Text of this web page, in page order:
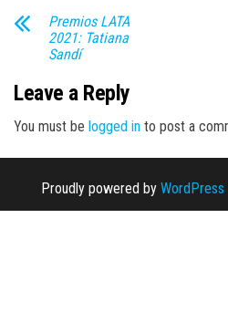
Premios LATA
2021: Tatiana
Sandí
Leave a Reply
You must be logged in to post a
Proudly powered by WordPress